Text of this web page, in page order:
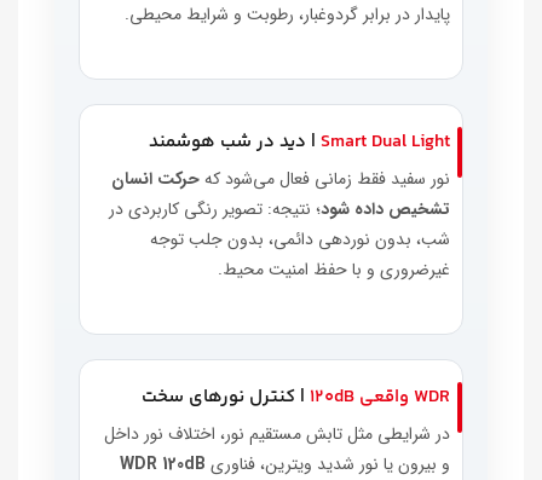
پایدار در برابر گردوغبار، رطوبت و شرایط محیطی.
Smart Dual Light | دید در شب هوشمند
نور سفید فقط زمانی فعال می‌شود کهحرکت انسان
تشخیص داده شود؛ نتیجه: تصویر رنگی کاربردی در
شب، بدون نوردهی دائمی، بدون جلب توجه
غیرضروری و با حفظ امنیت محیط.
WDR واقعی 120dB | کنترل نورهای سخت
در شرایطی مثل تابش مستقیم نور، اختلاف نور داخل
و بیرون یا نور شدید ویترین، فناوری WDR 120dB